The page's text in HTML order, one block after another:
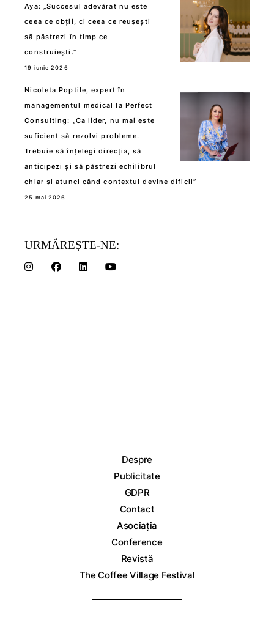
Aya: „Succesul adevărat nu este
ceea ce obții, ci ceea ce reușești
să păstrezi în timp ce
construiești.”
19 iunie 2026
Nicoleta Poptile, expert în
managementul medical la Perfect
Consulting: „Ca lider, nu mai este
suficient să rezolvi probleme.
Trebuie să înțelegi direcția, să
anticipezi și să păstrezi echilibrul
chiar și atunci când contextul devine dificil”
25 mai 2026
URMĂREȘTE-NE:
Despre
Publicitate
GDPR
Contact
Asociația
Conference
Revistă
The Coffee Village Festival